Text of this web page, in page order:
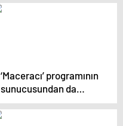
‘Maceracı’ programının
sunucusundan da
FETÖ elebaşı için
mesaj var